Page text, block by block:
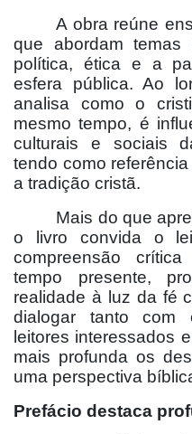
A obra reúne
que abordam temas
política, ética e a
esfera pública. Ao
analisa como o
mesmo tempo, é
culturais e sociais
tendo como
a tradição cristã.
Mais do que
o livro convida o
compreensão
tempo presente,
realidade à luz da fé
dialogar tanto com
leitores interessados
mais profunda os
uma perspectiva
Prefácio destaca